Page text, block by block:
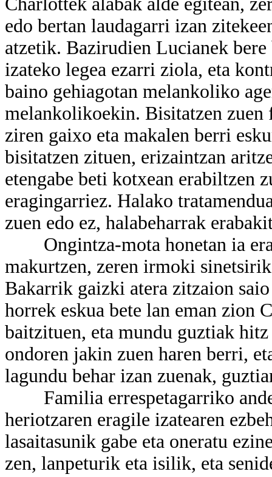
edo bertan laudagarri izan
atzetik. Bazirudien Lucianek
izateko legea ezarri ziola, eta
baino gehiagotan melankoliko
melankolikoekin. Bisitatzen zuen
ziren gaixo eta makalen berri
bisitatzen zituen, erizaintzan
etengabe beti kotxean erabiltzen
eragingarriez. Halako
zuen edo ez, halabeharrak
Ongintza-mota honetan ia
makurtzen, zeren irmoki
Bakarrik gaizki atera zitzaion
horrek eskua bete lan eman zion
baitzituen, eta mundu guztiak
ondoren jakin zuen haren berri,
lagundu behar izan zuenak,
Familia errespetagarriko
heriotzaren eragile izatearen
lasaitasunik gabe eta oneratu
zen, lanpeturik eta isilik, eta